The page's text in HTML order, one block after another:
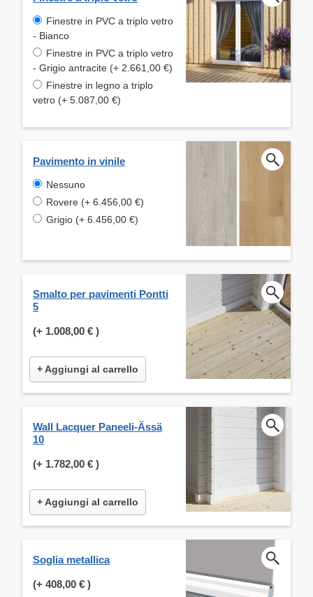
Finestre in PVC a triplo vetro
- Bianco
Finestre in PVC a triplo vetro
- Grigio antracite (+ 2.661,00 €)
Finestre in legno a triplo
vetro (+ 5.087,00 €)
Pavimento in vinile
Nessuno
Rovere (+ 6.456,00 €)
Grigio (+ 6.456,00 €)
Smalto per pavimenti Pontti
5
(+ 1.008,00 € )
+ Aggiungi al carrello
Wall Lacquer Paneeli-Ässä
10
(+ 1.782,00 € )
+ Aggiungi al carrello
Soglia metallica
(+ 408,00 € )